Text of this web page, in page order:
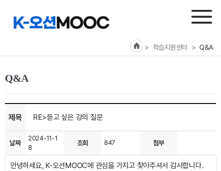
> 학습지원센터 > Q&A
Q&A
제목 RE>듣고 싶은 강의 질문
날짜
2024-11-1
8
조회 847 첨부
안녕하세요, K-오션MOOC에 관심을 가지고 찾아주셔서 감사합니다.